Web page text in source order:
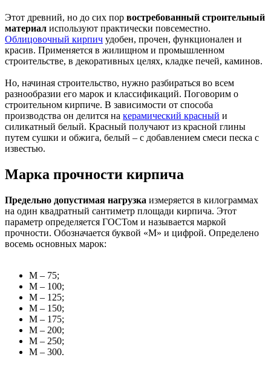
Этот древний, но до сих пор востребованный строительный
материал используют практически повсеместно.
Облицовочный кирпич удобен, прочен, функционален и
красив. Применяется в жилищном и промышленном
строительстве, в декоративных целях, кладке печей, каминов.
Но, начиная строительство, нужно разбираться во всем
разнообразии его марок и классификаций. Поговорим о
строительном кирпиче. В зависимости от способа
производства он делится на керамический красный и
силикатный белый. Красный получают из красной глины
путем сушки и обжига, белый – с добавлением смеси песка с
известью.
Марка прочности кирпича
Предельно допустимая нагрузка измеряется в килограммах
на один квадратный сантиметр площади кирпича. Этот
параметр определяется ГОСТом и называется маркой
прочности. Обозначается буквой «М» и цифрой. Определено
восемь основных марок:
М – 75;
М – 100;
М – 125;
М – 150;
М – 175;
М – 200;
М – 250;
М – 300.